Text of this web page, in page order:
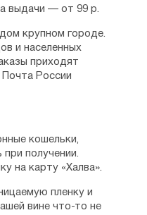
выдачи — от 99 р.
крупном городе.
и населенных
приходят
России
кошельки,
получении.
на карту «Халва».
пленку и
вине что-то не